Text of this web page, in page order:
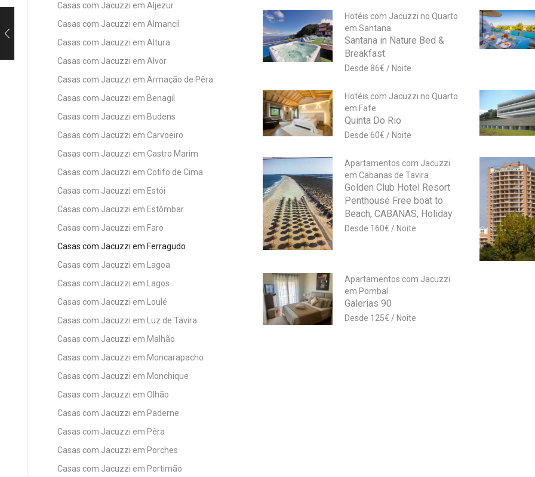
Casas com Jacuzzi em Aljezur
Casas com Jacuzzi em Almancil
Casas com Jacuzzi em Altura
Casas com Jacuzzi em Alvor
Casas com Jacuzzi em Armação de Pêra
Casas com Jacuzzi em Benagil
Casas com Jacuzzi em Budens
Casas com Jacuzzi em Carvoeiro
Casas com Jacuzzi em Castro Marim
Casas com Jacuzzi em Cotifo de Cima
Casas com Jacuzzi em Estói
Casas com Jacuzzi em Estômbar
Casas com Jacuzzi em Faro
Casas com Jacuzzi em Ferragudo
Casas com Jacuzzi em Lagoa
Casas com Jacuzzi em Lagos
Casas com Jacuzzi em Loulé
Casas com Jacuzzi em Luz de Tavira
Casas com Jacuzzi em Malhão
Casas com Jacuzzi em Moncarapacho
Casas com Jacuzzi em Monchique
Casas com Jacuzzi em Olhão
Casas com Jacuzzi em Paderne
Casas com Jacuzzi em Pêra
Casas com Jacuzzi em Porches
Casas com Jacuzzi em Portimão
Hotéis com Jacuzzi no Quarto
em Santana
Santana in Nature Bed &
Breakfast
86€
Hotéis com Jacuzzi no Quarto
em Fafe
Quinta Do Rio
60€
Apartamentos com Jacuzzi
em Cabanas de Tavira
Golden Club Hotel Resort
Penthouse Free boat to
Beach, CABANAS, Holiday
160€
Apartamentos com Jacuzzi
em Pombal
Galerias 90
125€